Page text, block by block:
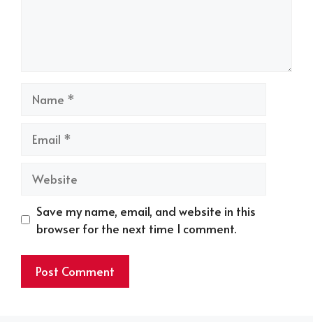
Name
Email
Website
Save my name, email, and website in this
browser for the next time I comment.